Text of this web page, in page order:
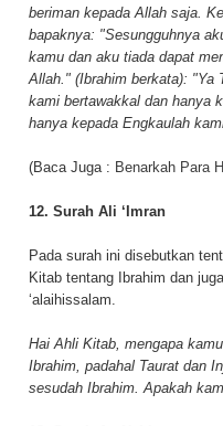
beriman kepada Allah saja.
bapaknya: "Sesungguhnya
kamu dan aku tiada dapat
Allah." (Ibrahim berkata): "Ya
kami bertawakkal dan hanya
hanya kepada Engkaulah
(Baca Juga : Benarkah Para
12. Surah Ali ‘Imran
Pada surah ini disebutkan
Kitab tentang Ibrahim dan
‘alaihissalam.
Hai Ahli Kitab, mengapa
Ibrahim, padahal Taurat dan
sesudah Ibrahim. Apakah